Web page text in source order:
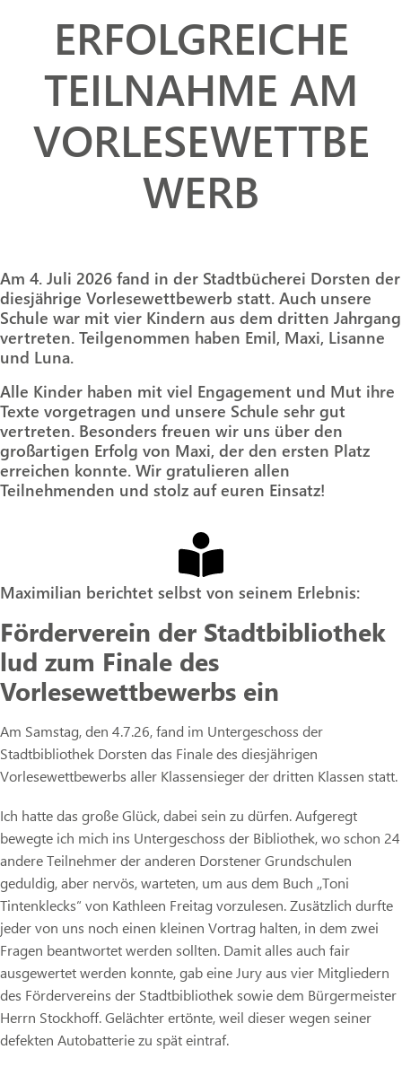
ERFOLGREICHE
TEILNAHME AM
VORLESEWETTBE
WERB
Am 4. Juli 2026 fand in der Stadtbücherei Dorsten der
diesjährige Vorlesewettbewerb statt. Auch unsere
Schule war mit vier Kindern aus dem dritten Jahrgang
vertreten. Teilgenommen haben Emil, Maxi, Lisanne
und Luna.
Alle Kinder haben mit viel Engagement und Mut ihre
Texte vorgetragen und unsere Schule sehr gut
vertreten. Besonders freuen wir uns über den
großartigen Erfolg von Maxi, der den ersten Platz
erreichen konnte. Wir gratulieren allen
Teilnehmenden und stolz auf euren Einsatz!
Maximilian berichtet selbst von seinem Erlebnis:
Förderverein der Stadtbibliothek
lud zum Finale des
Vorlesewettbewerbs ein
Am Samstag, den 4.7.26, fand im Untergeschoss der
Stadtbibliothek Dorsten das Finale des diesjährigen
Vorlesewettbewerbs aller Klassensieger der dritten Klassen statt.
Ich hatte das große Glück, dabei sein zu dürfen. Aufgeregt
bewegte ich mich ins Untergeschoss der Bibliothek, wo schon 24
andere Teilnehmer der anderen Dorstener Grundschulen
geduldig, aber nervös, warteten, um aus dem Buch ,,Toni
Tintenklecks“ von Kathleen Freitag vorzulesen. Zusätzlich durfte
jeder von uns noch einen kleinen Vortrag halten, in dem zwei
Fragen beantwortet werden sollten. Damit alles auch fair
ausgewertet werden konnte, gab eine Jury aus vier Mitgliedern
des Fördervereins der Stadtbibliothek sowie dem Bürgermeister
Herrn Stockhoff. Gelächter ertönte, weil dieser wegen seiner
defekten Autobatterie zu spät eintraf.